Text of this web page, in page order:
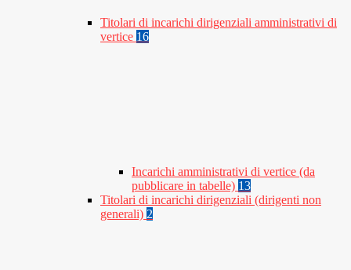
Titolari di incarichi dirigenziali amministrativi di
vertice 16
Incarichi amministrativi di vertice (da
pubblicare in tabelle) 13
Titolari di incarichi dirigenziali (dirigenti non
generali) 2